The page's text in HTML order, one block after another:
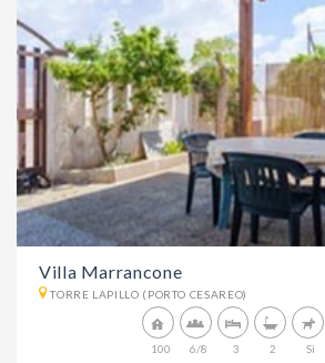
Villa Marrancone
TORRE LAPILLO (PORTO CESAREO)
Sì
2
3
6/8
100